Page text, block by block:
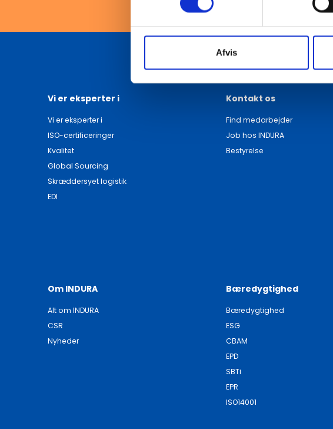
Afvis
Vi er eksperter i
Vi er eksperter i
ISO-certificeringer
Kvalitet
Global Sourcing
Skræddersyet logistik
EDI
Kontakt os
Find medarbejder
Job hos INDURA
Bestyrelse
Om INDURA
Alt om INDURA
CSR
Nyheder
Bæredygtighed
Bæredygtighed
ESG
CBAM
EPD
SBTi
EPR
ISO14001